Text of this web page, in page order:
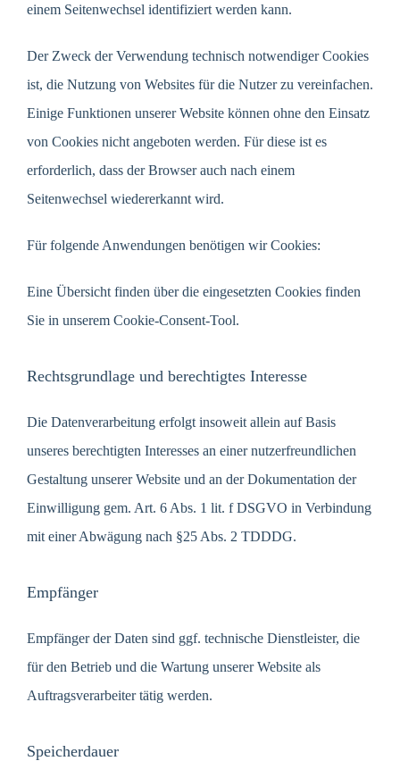
einem Seitenwechsel identifiziert werden kann.
Der Zweck der Verwendung technisch notwendiger Cookies
ist, die Nutzung von Websites für die Nutzer zu vereinfachen.
Einige Funktionen unserer Website können ohne den Einsatz
von Cookies nicht angeboten werden. Für diese ist es
erforderlich, dass der Browser auch nach einem
Seitenwechsel wiedererkannt wird.
Für folgende Anwendungen benötigen wir Cookies:
Eine Übersicht finden über die eingesetzten Cookies finden
Sie in unserem Cookie-Consent-Tool.
Rechtsgrundlage und berechtigtes Interesse
Die Datenverarbeitung erfolgt insoweit allein auf Basis
unseres berechtigten Interesses an einer nutzerfreundlichen
Gestaltung unserer Website und an der Dokumentation der
Einwilligung gem. Art. 6 Abs. 1 lit. f DSGVO in Verbindung
mit einer Abwägung nach §25 Abs. 2 TDDDG.
Empfänger
Empfänger der Daten sind ggf. technische Dienstleister, die
für den Betrieb und die Wartung unserer Website als
Auftragsverarbeiter tätig werden.
Speicherdauer